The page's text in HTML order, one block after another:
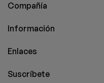
Compañía
Información
Enlaces
Suscríbete